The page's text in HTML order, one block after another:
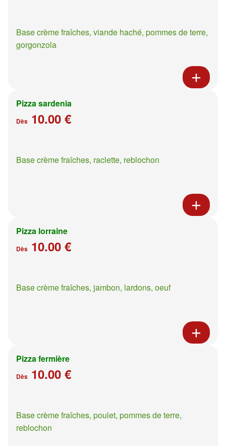
Base crème fraîches, viande haché, pommes de terre,
gorgonzola
Pizza sardenia
Dès 10.00 €
Base crème fraîches, raclette, reblochon
Pizza lorraine
Dès 10.00 €
Base crème fraîches, jambon, lardons, oeuf
Pizza fermière
Dès 10.00 €
Base crème fraîches, poulet, pommes de terre,
reblochon